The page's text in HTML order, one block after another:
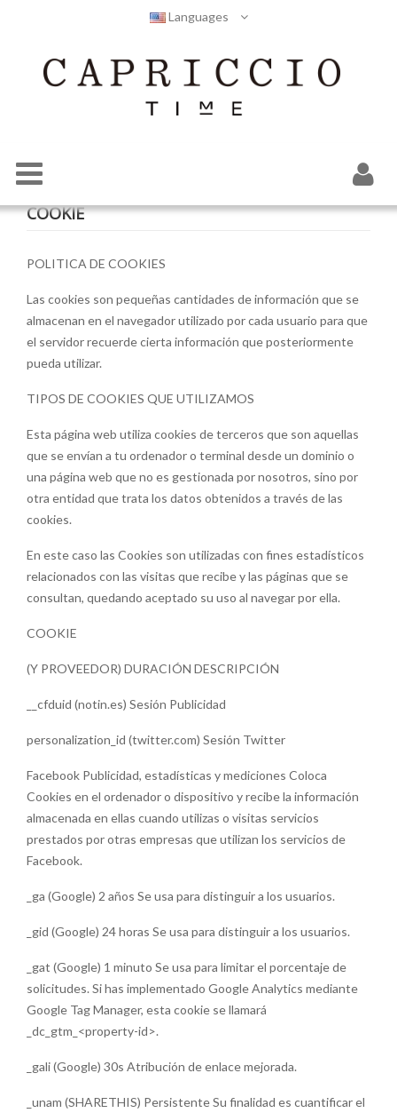
Languages
COOKIE
POLITICA DE COOKIES
Las cookies son pequeñas cantidades de información que se
almacenan en el navegador utilizado por cada usuario para que
el servidor recuerde cierta información que posteriormente
pueda utilizar.
TIPOS DE COOKIES QUE UTILIZAMOS
Esta página web utiliza cookies de terceros que son aquellas
que se envían a tu ordenador o terminal desde un dominio o
una página web que no es gestionada por nosotros, sino por
otra entidad que trata los datos obtenidos a través de las
cookies.
En este caso las Cookies son utilizadas con fines estadísticos
relacionados con las visitas que recibe y las páginas que se
consultan, quedando aceptado su uso al navegar por ella.
COOKIE
(Y PROVEEDOR) DURACIÓN DESCRIPCIÓN
__cfduid (notin.es) Sesión Publicidad
personalization_id (twitter.com) Sesión Twitter
Facebook Publicidad, estadísticas y mediciones Coloca
Cookies en el ordenador o dispositivo y recibe la información
almacenada en ellas cuando utilizas o visitas servicios
prestados por otras empresas que utilizan los servicios de
Facebook.
_ga (Google) 2 años Se usa para distinguir a los usuarios.
_gid (Google) 24 horas Se usa para distinguir a los usuarios.
_gat (Google) 1 minuto Se usa para limitar el porcentaje de
solicitudes. Si has implementado Google Analytics mediante
Google Tag Manager, esta cookie se llamará
_dc_gtm_<property-id>.
_gali (Google) 30s Atribución de enlace mejorada.
_unam (SHARETHIS) Persistente Su finalidad es cuantificar el